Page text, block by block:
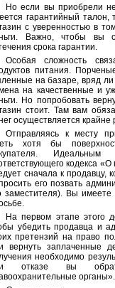
Но если вы приобрели
гарантийный
с уверенностью в
Важно, чтобы вы
срока гарантии.
Особая сложность
питания.
на базаре, вряд
на качественные и
Но попробовать
стоит. Там вам
осуществляется крайне
Отправляясь к месту
хотя бы
Идеальным
кодекса
сначала к продавцу,
его позвать
заместителя). Вы
На первом этапе этого
убедить продавца и
претензий на право
вернуть заплаченные
необходимо
отказе вы
органы».